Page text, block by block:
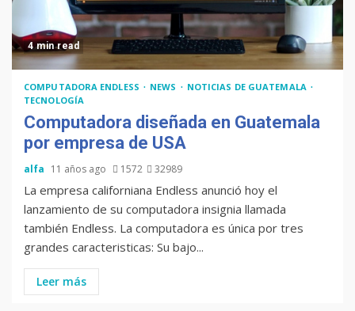
4 min read
COMPUTADORA ENDLESS NEWS
NOTICIAS DE GUATEMALA
TECNOLOGÍA
Computadora diseñada en Guatemala
por empresa de USA
alfa 11 años ago 1572 32989
La empresa californiana Endless anunció hoy el
lanzamiento de su computadora insignia llamada
también Endless. La computadora es única por tres
grandes caracteristicas: Su bajo...
Leer más